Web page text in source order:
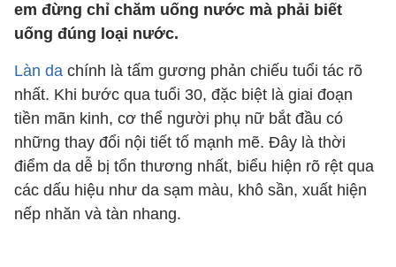
em đừng chỉ chăm uống nước mà phải biết
uống đúng loại nước.
Làn da chính là tấm gương phản chiếu tuổi tác rõ
nhất. Khi bước qua tuổi 30, đặc biệt là giai đoạn
tiền mãn kinh, cơ thể người phụ nữ bắt đầu có
những thay đổi nội tiết tố mạnh mẽ. Đây là thời
điểm da dễ bị tổn thương nhất, biểu hiện rõ rệt qua
các dấu hiệu như da sạm màu, khô sần, xuất hiện
nếp nhăn và tàn nhang.